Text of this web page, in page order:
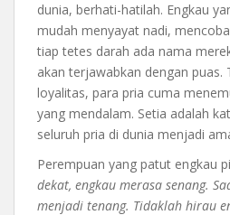
dunia, berhati-hatilah. Engkau
mudah menyayat nadi,
tiap tetes darah ada nama
akan terjawabkan dengan puas.
loyalitas, para pria cuma
yang mendalam. Setia adalah
seluruh pria di dunia menjadi
Perempuan yang patut engkau
dekat, engkau merasa senang.
menjadi tenang. Tidaklah hirau